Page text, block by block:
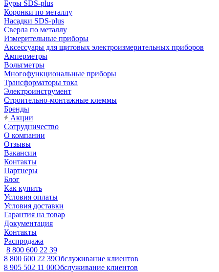
Буры SDS-plus
Коронки по металлу
Насадки SDS-plus
Сверла по металлу
Измерительные приборы
Аксессуары для щитовых электроизмерительных приборов
Амперметры
Вольтметры
Многофункциональные приборы
Трансформаторы тока
Электроинструмент
Строительно-монтажные клеммы
Бренды
Акции
Сотрудничество
О компании
Отзывы
Вакансии
Контакты
Партнеры
Блог
Как купить
Условия оплаты
Условия доставки
Гарантия на товар
Документация
Контакты
Распродажа
8 800 600 22 39
8 800 600 22 39Обслуживание клиентов
8 905 502 11 00Обслуживание клиентов